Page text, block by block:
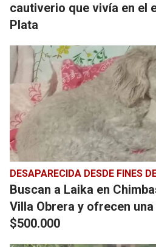
cautiverio que vivía en el
Plata
DESAPARECIDA DESDE FINES
Buscan a Laika en
Villa Obrera y ofrecen
$500.000